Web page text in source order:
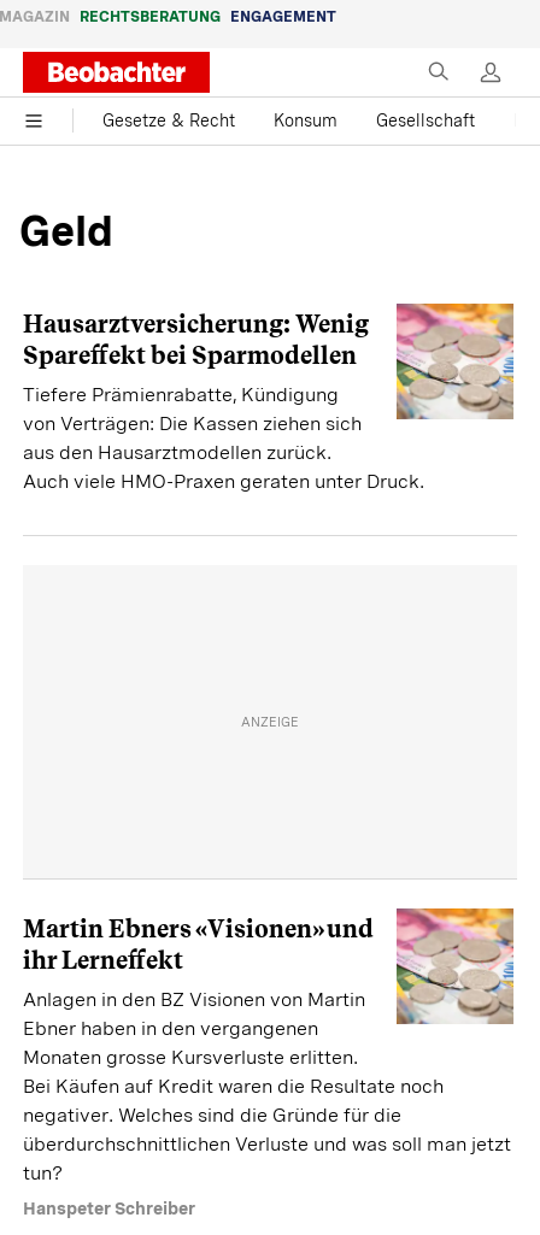
MAGAZIN RECHTSBERATUNG ENGAGEMENT
Gesetze & Recht Konsum Gesellschaft
Geld
Hausarztversicherung: Wenig
Spareffekt bei Sparmodellen
Tiefere Prämienrabatte, Kündigung
von Verträgen: Die Kassen ziehen sich
aus den Hausarztmodellen zurück.
Auch viele HMO-Praxen geraten unter Druck.
Martin Ebners «Visionen» und
ihr Lerneffekt
Anlagen in den BZ Visionen von Martin
Ebner haben in den vergangenen
Monaten grosse Kursverluste erlitten.
Bei Käufen auf Kredit waren die Resultate noch
negativer. Welches sind die Gründe für die
überdurchschnittlichen Verluste und was soll man jetzt
tun?
Hanspeter Schreiber